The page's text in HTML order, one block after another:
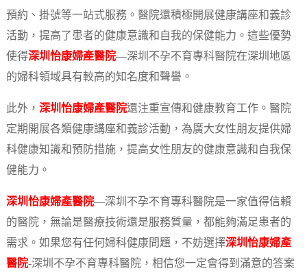
預約、掛號等一站式服務。醫院還積極開展健康講座和義診
活動，提高了患者的健康意識和自我的保健能力。這些優勢
使得深圳怡康婦產醫院—深圳不孕不育專科醫院在深圳地區
的婦科領域具有較高的知名度和聲譽。
此外， 深圳怡康婦產醫院還注重宣傳和健康教育工作。醫院
定期開展各類健康講座和義診活動，為廣大女性朋友提供婦
科健康知識和預防措施，提高女性朋友的健康意識和自我保
健能力。
深圳怡康婦產醫院—深圳不孕不育專科醫院是一家值得信賴
的醫院，無論是醫療技術還是服務質量，都能夠滿足患者的
需求。如果您有任何婦科健康問題，不妨選擇深圳怡康婦產
醫院-深圳不孕不育專科醫院，相信您一定會得到滿意的答案